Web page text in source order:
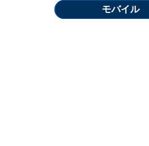
モバイル